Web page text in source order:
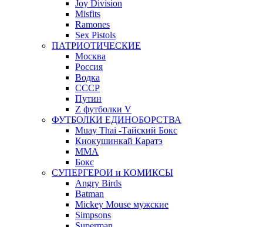
Joy Division
Misfits
Ramones
Sex Pistols
ПАТРИОТИЧЕСКИЕ
Москва
Россия
Водка
СССР
Путин
Z футболки V
ФУТБОЛКИ ЕДИНОБОРСТВА
Muay Thai -Тайский Бокс
Киокушинкай Каратэ
MMA
Бокс
СУПЕРГЕРОИ и КОМИКСЫ
Angry Birds
Batman
Mickey Mouse мужские
Simpsons